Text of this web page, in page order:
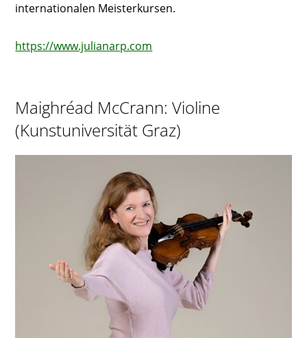
internationalen Meisterkursen.
https://www.julianarp.com
Maighréad McCrann: Violine
(Kunstuniversität Graz)